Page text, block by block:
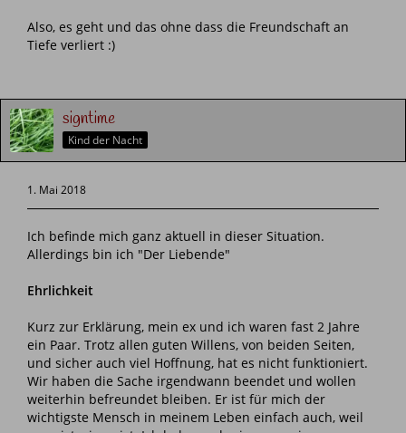
Also, es geht und das ohne dass die Freundschaft an
Tiefe verliert :)
signtime
Kind der Nacht
1. Mai 2018
Ich befinde mich ganz aktuell in dieser Situation.
Allerdings bin ich "Der Liebende"
Ehrlichkeit
Kurz zur Erklärung, mein ex und ich waren fast 2 Jahre
ein Paar. Trotz allen guten Willens, von beiden Seiten,
und sicher auch viel Hoffnung, hat es nicht funktioniert.
Wir haben die Sache irgendwann beendet und wollen
weiterhin befreundet bleiben. Er ist für mich der
wichtigste Mensch in meinem Leben einfach auch, weil